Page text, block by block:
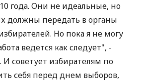
года. Они не идеальные, но
должны передать в органы
Но пока я не могу
ведется как следует", -
И советует избирателям по
себя перед днем выборов,